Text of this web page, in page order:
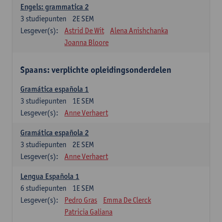
Engels: grammatica 2
2E SEM
3 studiepunten
Lesgever(s):
Astrid De Wit
Alena Anishchanka
Joanna Bloore
Spaans: verplichte opleidingsonderdelen
Gramática española 1
1E SEM
3 studiepunten
Lesgever(s):
Anne Verhaert
Gramática española 2
2E SEM
3 studiepunten
Lesgever(s):
Anne Verhaert
Lengua Española 1
1E SEM
6 studiepunten
Lesgever(s):
Pedro Gras
Emma De Clerck
Patricia Galiana